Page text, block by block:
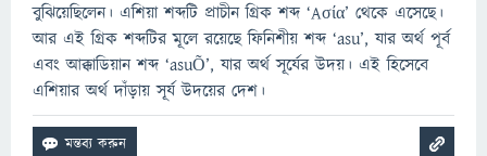
বুঝিয়েছিলেন। এশিয়া শব্দটি প্রাচীন গ্রিক শব্দ ‘Aσία’ থেকে এসেছে।
আর এই গ্রিক শব্দটির মূলে রয়েছে ফিনিশীয় শব্দ ‘asu’, যার অর্থ পূর্ব
এবং আক্কাডিয়ান শব্দ ‘asuÕ’, যার অর্থ সূর্যের উদয়। এই হিসেবে
এশিয়ার অর্থ দাঁড়ায় সূর্য উদয়ের দেশ।